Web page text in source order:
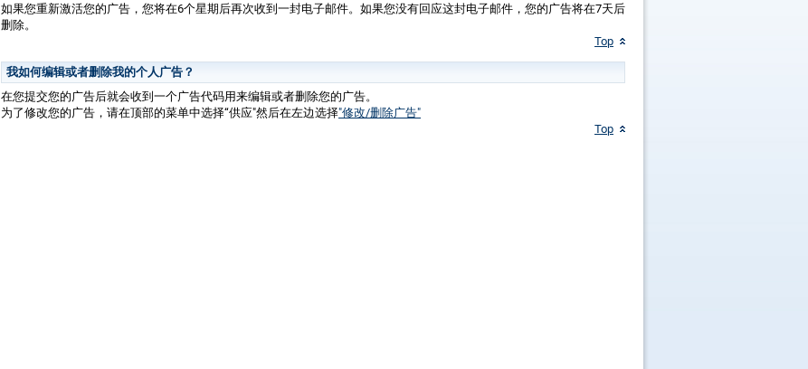
如果您重新激活您的广告，您将在6个星期后再次收到一封电子邮件。如果您没有回应这封电子邮件，您的广告将在7天后
删除。
Top
我如何编辑或者删除我的个人广告？
在您提交您的广告后就会收到一个广告代码用来编辑或者删除您的广告。
为了修改您的广告，请在顶部的菜单中选择“供应"然后在左边选择"修改/删除广告"
Top